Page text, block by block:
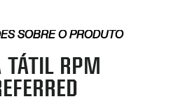
SOBRE O PRODUTO
TÁTIL RPM